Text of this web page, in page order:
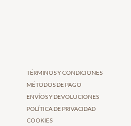
TÉRMINOS Y CONDICIONES
MÉTODOS DE PAGO
ENVÍOS Y DEVOLUCIONES
POLÍTICA DE PRIVACIDAD
COOKIES